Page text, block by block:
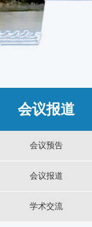
会议报道
会议预告
会议报道
学术交流